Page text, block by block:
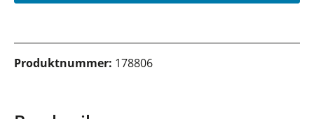
Produktnummer: 178806